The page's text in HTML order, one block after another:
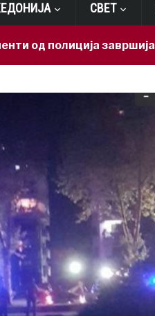
СВЕТ
завршија во ВМРО?